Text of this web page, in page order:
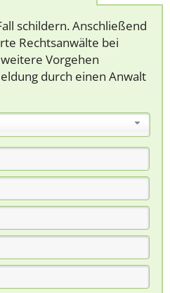
schildern. Anschließend
Rechtsanwälte bei
Vorgehen
durch einen Anwalt